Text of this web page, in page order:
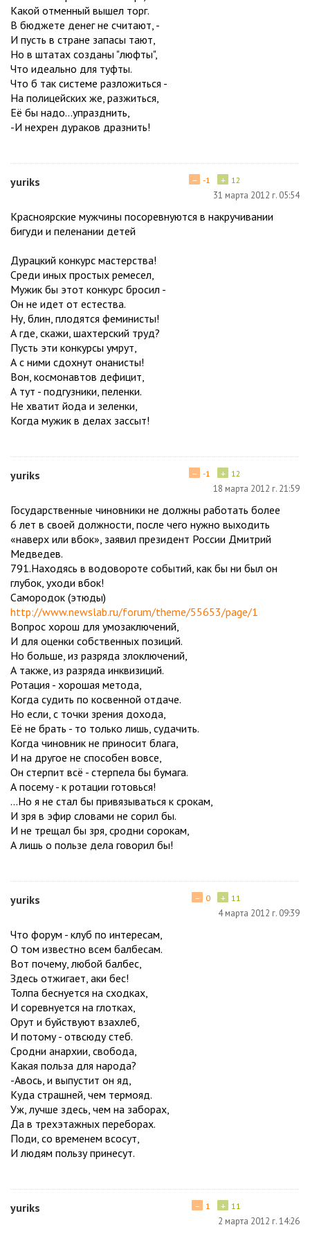
Какой отменный вышел торг.
В бюджете денег не считают, -
И пусть в стране запасы тают,
Но в штатах созданы "люфты",
Что идеально для туфты.
Что б так системе разложиться -
На полицейских же, разжиться,
Её бы надо...упразднить,
-И нехрен дураков дразнить!
yuriks + 12
− -1
31 марта 2012 г. 05:54
Красноярские мужчины посоревнуются в накручивании
бигуди и пеленании детей
Дурацкий конкурс мастерства!
Среди иных простых ремесел,
Мужик бы этот конкурс бросил -
Он не идет от естества.
Ну, блин, плодятся феминисты!
А где, скажи, шахтерский труд?
Пусть эти конкурсы умрут,
А с ними сдохнут онанисты!
Вон, космонавтов дефицит,
А тут - подгузники, пеленки.
Не хватит йода и зеленки,
Когда мужик в делах зассыт!
yuriks + 12
− -1
18 марта 2012 г. 21:59
Государственные чиновники не должны работать более
6 лет в своей должности, после чего нужно выходить
«наверх или вбок», заявил президент России Дмитрий
Медведев.
791.Находясь в водовороте событий, как бы ни был он
глубок, уходи вбок!
Самородок (этюды)
http://www.newslab.ru/forum/theme/55653/page/1
Вопрос хорош для умозаключений,
И для оценки собственных позиций.
Но больше, из разряда злоключений,
А также, из разряда инквизиций.
Ротация - хорошая метода,
Когда судить по косвенной отдаче.
Но если, с точки зрения дохода,
Её не брать - то только лишь, судачить.
Когда чиновник не приносит блага,
И на другое не способен вовсе,
Он стерпит всё - стерпела бы бумага.
А посему - к ротации готовься!
...Но я не стал бы привязываться к срокам,
И зря в эфир словами не сорил бы.
И не трещал бы зря, сродни сорокам,
А лишь о пользе дела говорил бы!
yuriks + 11
− 0
4 марта 2012 г. 09:39
Что форум - клуб по интересам,
О том известно всем балбесам.
Вот почему, любой балбес,
Здесь отжигает, аки бес!
Толпа беснуется на сходках,
И соревнуется на глотках,
Орут и буйствуют взахлеб,
И потому - отвсюду стеб.
Сродни анархии, свобода,
Какая польза для народа?
-Авось, и выпустит он яд,
Куда страшней, чем термояд.
Уж, лучше здесь, чем на заборах,
Да в трехэтажных переборах.
Поди, со временем всосут,
И людям пользу принесут.
yuriks + 11
− 1
2 марта 2012 г. 14:26